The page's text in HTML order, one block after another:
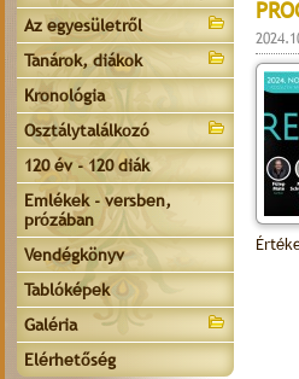
Az egyesületről
Tanárok, diákok
Kronológia
Osztálytalálkozó
120 év - 120 diák
Emlékek - versben,
prózában
Vendégkönyv
Tablóképek
Galéria
Elérhetőség